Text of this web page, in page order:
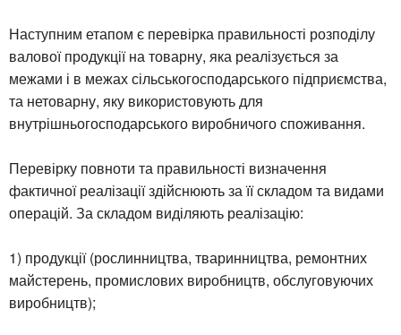
Наступним етапом є перевірка правильності розподілу
валової продукції на товарну, яка реалізується за
межами і в межах сільськогосподарського підприємства,
та нетоварну, яку використовують для
внутрішньогосподарського виробничого споживання.
Перевірку повноти та правильності визначення
фактичної реалізації здійснюють за її складом та видами
операцій. За складом виділяють реалізацію:
1) продукції (рослинництва, тваринництва, ремонтних
майстерень, промислових виробництв, обслуговуючих
виробництв);